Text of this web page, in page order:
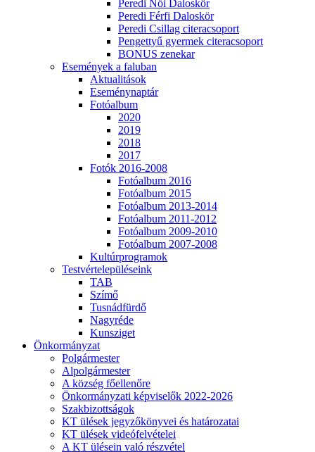
Peredi Női Daloskör
Peredi Férfi Daloskör
Peredi Csillag citeracsoport
Pengettyű gyermek citeracsoport
BONUS zenekar
Események a faluban
Aktualitások
Eseménynaptár
Fotóalbum
2020
2019
2018
2017
Fotók 2016-2008
Fotóalbum 2016
Fotóalbum 2015
Fotóalbum 2013-2014
Fotóalbum 2011-2012
Fotóalbum 2009-2010
Fotóalbum 2007-2008
Kultúrprogramok
Testvértelepüléseink
TAB
Szímő
Tusnádfürdő
Nagyréde
Kunsziget
Önkormányzat
Polgármester
Alpolgármester
A község főellenőre
Önkormányzati képviselők 2022-2026
Szakbizottságok
KT ülések jegyzőkönyvei és határozatai
KT ülések videófelvételei
A KT ülésein való részvétel